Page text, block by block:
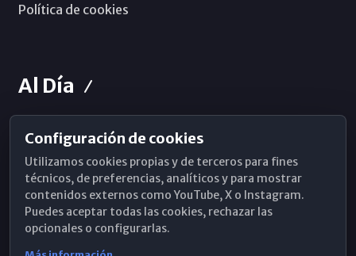
Política de cookies
Al Día
Horarios de Misa
Hemeroteca
WhatsApp
Configuración de cookies
Utilizamos cookies propias y de terceros para fines
técnicos, de preferencias, analíticos y para mostrar
contenidos externos como YouTube, X o Instagram.
Puedes aceptar todas las cookies, rechazar las
opcionales o configurarlas.